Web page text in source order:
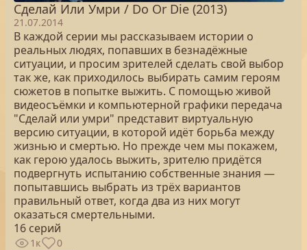
Сделай Или Умри / Do Or Die (2013)
21.07.2014
В каждой серии мы рассказываем истории о
реальных людях, попавших в безнадёжные
ситуации, и просим зрителей сделать свой выбор
так же, как приходилось выбирать самим героям
сюжетов в попытке выжить. С помощью живой
видеосъёмки и компьютерной графики передача
"Сделай или умри" представит виртуальную
версию ситуации, в которой идёт борьба между
жизнью и смертью. Но прежде чем мы покажем,
как герою удалось выжить, зрителю придётся
подвергнуть испытанию собственные знания —
попытавшись выбрать из трёх вариантов
правильный ответ, когда два из них могут
оказаться смертельными.
16 серий
1к 0